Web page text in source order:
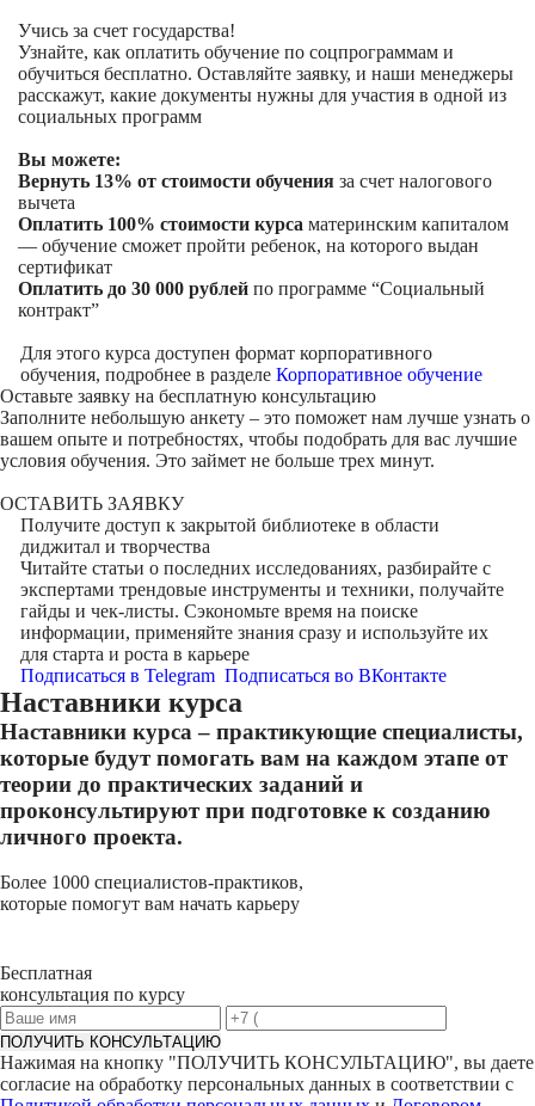
Учись за счет государства!
Узнайте, как оплатить обучение по соцпрограммам и
обучиться бесплатно. Оставляйте заявку, и наши менеджеры
расскажут, какие документы нужны для участия в одной из
социальных программ
Вы можете:
Вернуть 13% от стоимости обучения за счет налогового
вычета
Оплатить 100% стоимости курса материнским капиталом
— обучение сможет пройти ребенок, на которого выдан
сертификат
Оплатить до 30 000 рублей по программе “Социальный
контракт”
Для этого курса доступен формат корпоративного
обучения, подробнее в разделе Корпоративное обучение
Оставьте заявку на бесплатную консультацию
Заполните небольшую анкету – это поможет нам лучше узнать о
вашем опыте и потребностях, чтобы подобрать для вас лучшие
условия обучения. Это займет не больше трех минут.
ОСТАВИТЬ ЗАЯВКУ
Получите доступ к закрытой библиотекев области
диджитал и творчества
Читайте статьи о последних исследованиях, разбирайте с
экспертами трендовые инструменты и техники, получайте
гайды и чек-листы. Сэкономьте время на поиске
информации, применяйте знания сразу и используйте их
для старта и роста в карьере
Подписаться в Telegram Подписаться во ВКонтакте
Наставники курса
Наставники курса – практикующие специалисты,
которые будут помогать вам на каждом этапе от
теории до практических заданий и
проконсультируют при подготовке к созданию
личного проекта.
Более 1000 специалистов-практиков,
которые помогут вам начать карьеру
Бесплатная
консультация по курсу
ПОЛУЧИТЬ КОНСУЛЬТАЦИЮ
Нажимая на кнопку "ПОЛУЧИТЬ КОНСУЛЬТАЦИЮ", вы даете
согласие на обработку персональных данных в соответствии с